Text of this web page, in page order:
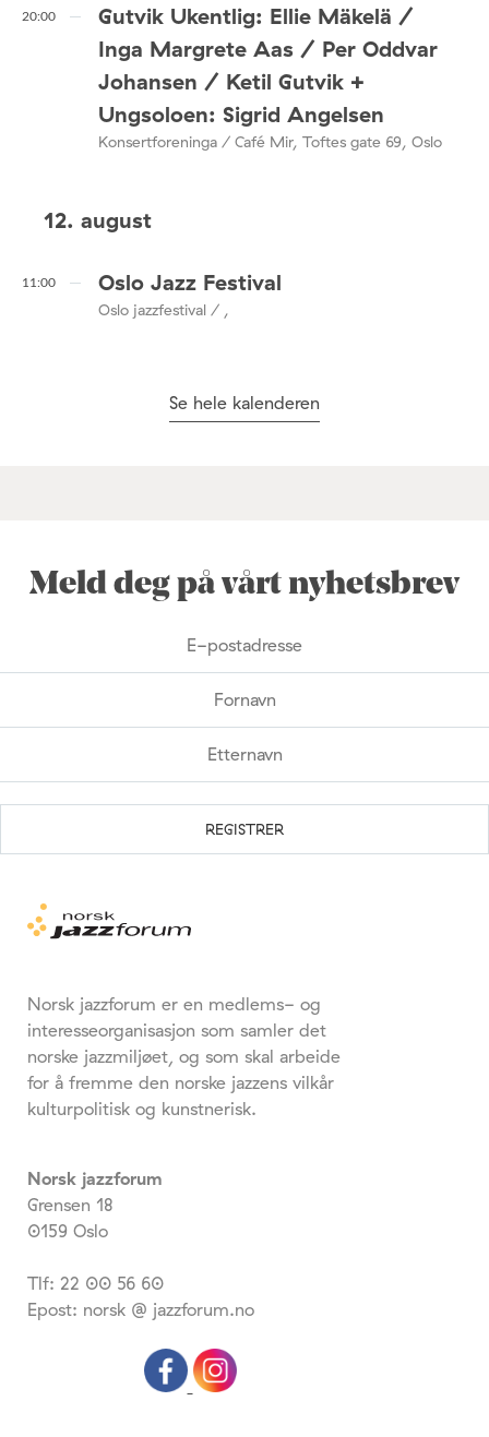
20:00
Gutvik Ukentlig: Ellie Mäkelä /
Inga Margrete Aas / Per Oddvar
Johansen / Ketil Gutvik +
Ungsoloen: Sigrid Angelsen
Konsertforeninga / Café Mir, Toftes gate 69, Oslo
12. august
11:00 Oslo Jazz Festival
Oslo jazzfestival / ,
Se hele kalenderen
Meld deg på vårt nyhetsbrev
Norsk jazzforum er en medlems- og
interesseorganisasjon som samler det
norske jazzmiljøet, og som skal arbeide
for å fremme den norske jazzens vilkår
kulturpolitisk og kunstnerisk.
Norsk jazzforum
Grensen 18
0159 Oslo
Tlf: 22 00 56 60
Epost: norsk @ jazzforum.no